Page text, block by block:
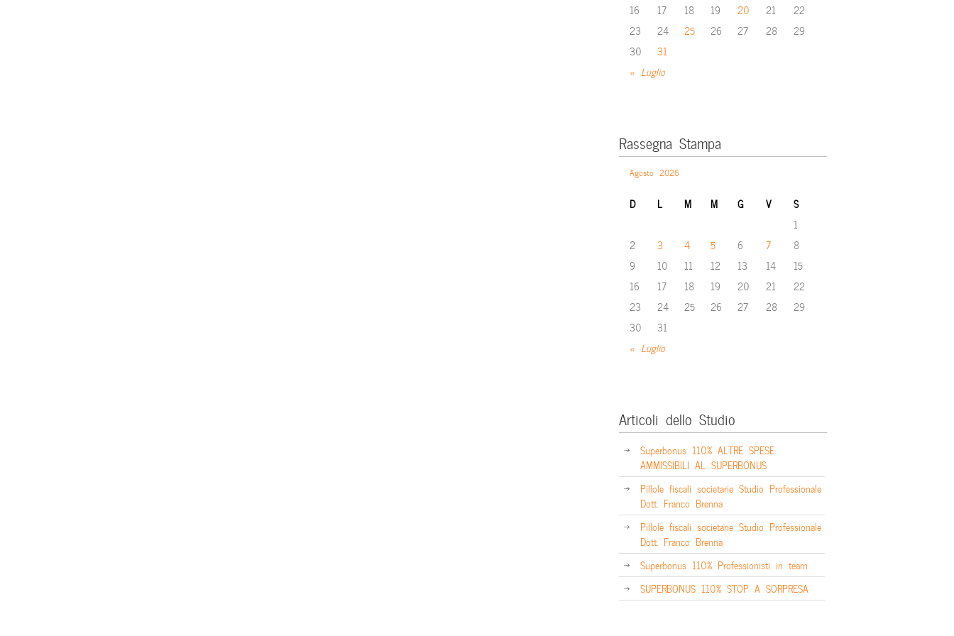
« Luglio
16
17 18 19 20 21
22
23
24 25 26 27 28
29
30
31
Rassegna Stampa
Agosto 2026
D L M M G V S
« Luglio
1
2
3 4 5 6 7
8
9
10 11 12 13 14
15
16
17 18 19 20 21
22
23
24 25 26 27 28
29
30
31
Articoli dello Studio
Superbonus 110% ALTRE SPESE
AMMISSIBILI AL SUPERBONUS
Pillole fiscali societarie Studio Professionale
Dott. Franco Brenna
Pillole fiscali societarie Studio Professionale
Dott. Franco Brenna
Superbonus 110% Professionisti in team
SUPERBONUS 110% STOP A SORPRESA